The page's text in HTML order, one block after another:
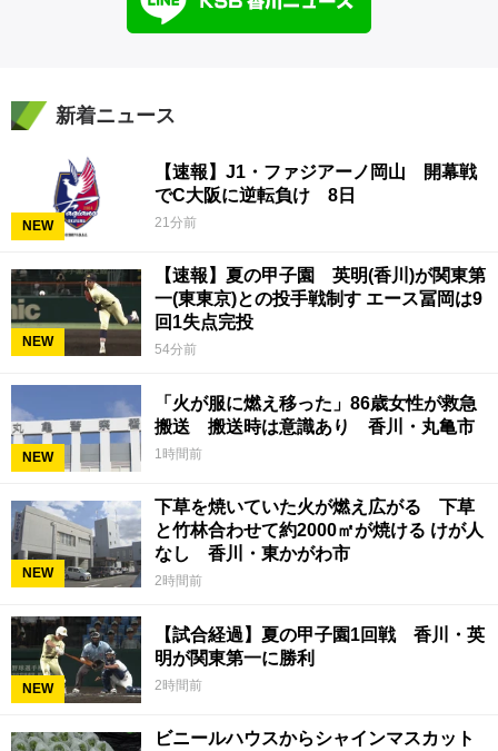
新着ニュース
NEW
【速報】J1・ファジアーノ岡山 開幕戦
でC大阪に逆転負け 8日
21分前
NEW
【速報】夏の甲子園 英明(香川)が関東第
一(東東京)との投手戦制す エース冨岡は9
回1失点完投
54分前
NEW
「火が服に燃え移った」86歳女性が救急
搬送 搬送時は意識あり 香川・丸亀市
1時間前
NEW
下草を焼いていた火が燃え広がる 下草
と竹林合わせて約2000㎡が焼ける けが人
なし 香川・東かがわ市
2時間前
NEW
【試合経過】夏の甲子園1回戦 香川・英
明が関東第一に勝利
2時間前
ビニールハウスからシャインマスカット